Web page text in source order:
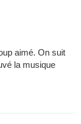
aimé. On suit
la musique